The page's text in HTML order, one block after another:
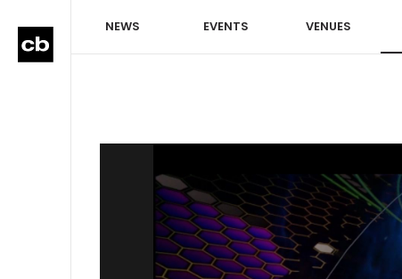
NEWS EVENTS VENUES